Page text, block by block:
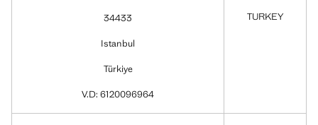
34433
Istanbul
Türkiye
V.D: 6120096964
TURKEY